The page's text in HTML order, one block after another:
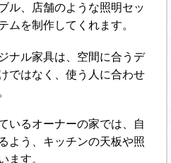
ル、店舗のような照明セッ
ムを制作してくれます。
ナル家具は、空間に合うデ
ではなく、使う人に合わせ
いるオーナーの家では、自
よう、キッチンの天板や照
ます。